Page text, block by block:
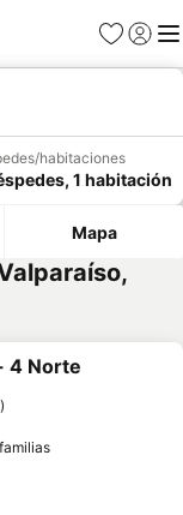
Favoritos
Iniciar
habitaciones
1 habitación
Mapa
4 Norte
Ver precios